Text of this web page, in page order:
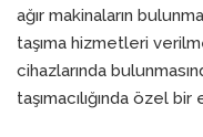
ağır makinaların
taşıma hizmetleri
cihazlarında
taşımacılığında özel bir